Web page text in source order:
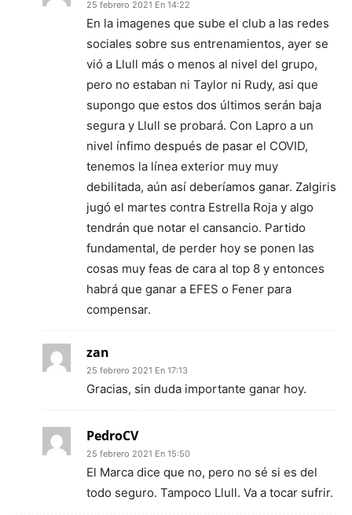
25 febrero 2021 En 14:22
En la imagenes que sube el club a las redes
sociales sobre sus entrenamientos, ayer se
vió a Llull más o menos al nivel del grupo,
pero no estaban ni Taylor ni Rudy, asi que
supongo que estos dos últimos serán baja
segura y Llull se probará. Con Lapro a un
nivel ínfimo después de pasar el COVID,
tenemos la línea exterior muy muy
debilitada, aún así deberíamos ganar. Zalgiris
jugó el martes contra Estrella Roja y algo
tendrán que notar el cansancio. Partido
fundamental, de perder hoy se ponen las
cosas muy feas de cara al top 8 y entonces
habrá que ganar a EFES o Fener para
compensar.
zan
25 febrero 2021 En 17:13
Gracias, sin duda importante ganar hoy.
PedroCV
25 febrero 2021 En 15:50
El Marca dice que no, pero no sé si es del
todo seguro. Tampoco Llull. Va a tocar sufrir.